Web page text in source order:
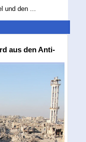
und den ...
aus den Anti-